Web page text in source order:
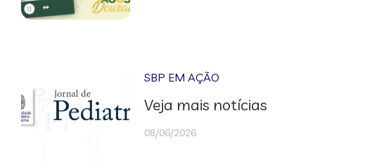
SBP EM AÇÃO
Veja mais notícias
08/06/2026